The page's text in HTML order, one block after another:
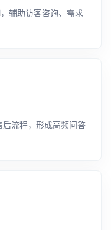
辅助访客咨询、需求
流程，形成高频问答